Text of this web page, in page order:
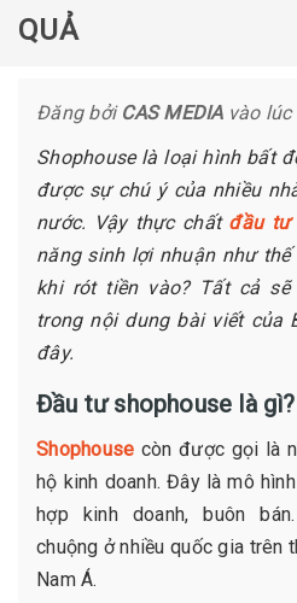
QUẢ
Đăng bởi CAS MEDIAvào lúc
Shophouse là loại hình bất
được sự chú ý của nhiều
nước. Vậy thực chất đầu tư
năng sinh lợi nhuận như
khi rót tiền vào? Tất cả
trong nội dung bài viết của
đây.
Đầu tư shophouse là gì?
Shophouse còn được gọi là
hộ kinh doanh. Đây là mô
hợp kinh doanh, buôn
chuộng ở nhiều quốc gia trên
Nam Á.